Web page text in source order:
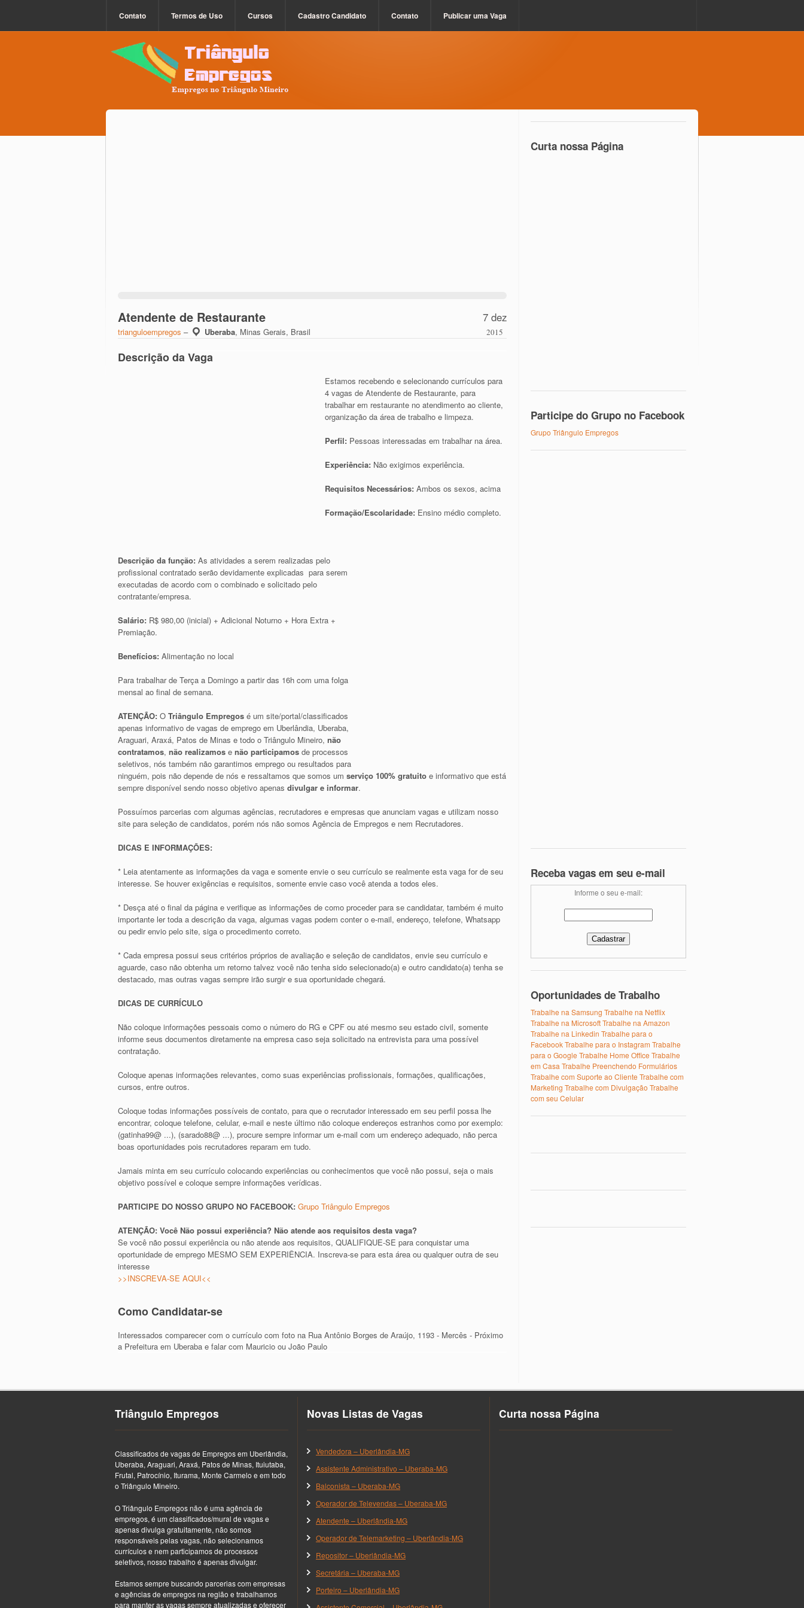
Contato Termos de Uso Cursos Cadastro Candidato Contato Publicar uma Vaga
7 dez
2015
Atendente de Restaurante
trianguloempregos – Uberaba, Minas Gerais, Brasil
Descrição da Vaga
Estamos recebendo e selecionando currículos para
4 vagas de Atendente de Restaurante, para
trabalhar em restaurante no atendimento ao cliente,
organização da área de trabalho e limpeza.
Perfil: Pessoas interessadas em trabalhar na área.
Experiência: Não exigimos experiência.
Requisitos Necessários: Ambos os sexos, acima
Formação/Escolaridade: Ensino médio completo.
Descrição da função: As atividades a serem realizadas pelo
profissional contratado serão devidamente explicadas para serem
executadas de acordo com o combinado e solicitado pelo
contratante/empresa.
Salário: R$ 980,00 (inicial) + Adicional Noturno + Hora Extra +
Premiação.
Benefícios: Alimentação no local
Para trabalhar de Terça a Domingo a partir das 16h com uma folga
mensal ao final de semana.
ATENÇÃO: O Triângulo Empregos é um site/portal/classificados
apenas informativo de vagas de emprego em Uberlândia, Uberaba,
Araguari, Araxá, Patos de Minas e todo o Triângulo Mineiro, não
contratamos, não realizamos e não participamos de processos
seletivos, nós também não garantimos emprego ou resultados para
ninguém, pois não depende de nós e ressaltamos que somos um serviço 100% gratuito e informativo que está
sempre disponível sendo nosso objetivo apenas divulgar e informar.
Possuímos parcerias com algumas agências, recrutadores e empresas que anunciam vagas e utilizam nosso
site para seleção de candidatos, porém nós não somos Agência de Empregos e nem Recrutadores.
DICAS E INFORMAÇÕES:
* Leia atentamente as informações da vaga e somente envie o seu currículo se realmente esta vaga for de seu
interesse. Se houver exigências e requisitos, somente envie caso você atenda a todos eles.
* Desça até o final da página e verifique as informações de como proceder para se candidatar, também é muito
importante ler toda a descrição da vaga, algumas vagas podem conter o e-mail, endereço, telefone, Whatsapp
ou pedir envio pelo site, siga o procedimento correto.
* Cada empresa possui seus critérios próprios de avaliação e seleção de candidatos, envie seu currículo e
aguarde, caso não obtenha um retorno talvez você não tenha sido selecionado(a) e outro candidato(a) tenha se
destacado, mas outras vagas sempre irão surgir e sua oportunidade chegará.
DICAS DE CURRÍCULO
Não coloque informações pessoais como o número do RG e CPF ou até mesmo seu estado civil, somente
informe seus documentos diretamente na empresa caso seja solicitado na entrevista para uma possível
contratação.
Coloque apenas informações relevantes, como suas experiências profissionais, formações, qualificações,
cursos, entre outros.
Coloque todas informações possíveis de contato, para que o recrutador interessado em seu perfil possa lhe
encontrar, coloque telefone, celular, e-mail e neste último não coloque endereços estranhos como por exemplo:
(gatinha99@ ...), (sarado88@ ...), procure sempre informar um e-mail com um endereço adequado, não perca
boas oportunidades pois recrutadores reparam em tudo.
Jamais minta em seu currículo colocando experiências ou conhecimentos que você não possui, seja o mais
objetivo possível e coloque sempre informações verídicas.
PARTICIPE DO NOSSO GRUPO NO FACEBOOK: Grupo Triângulo Empregos
ATENÇÃO: Você Não possui experiência? Não atende aos requisitos desta vaga?
Se você não possui experiência ou não atende aos requisitos, QUALIFIQUE-SE para conquistar uma
oportunidade de emprego MESMO SEM EXPERIÊNCIA. Inscreva-se para esta área ou qualquer outra de seu
interesse
>>INSCREVA-SE AQUI<<
Como Candidatar-se
Interessados comparecer com o currículo com foto na Rua Antônio Borges de Araújo, 1193 - Mercês - Próximo
a Prefeitura em Uberaba e falar com Mauricio ou João Paulo
Curta nossa Página
Participe do Grupo no Facebook
Grupo Triângulo Empregos
Receba vagas em seu e-mail
Informe o seu e-mail:
Oportunidades de Trabalho
Trabalhe na Samsung Trabalhe na Netflix
Trabalhe na MicrosoftTrabalhe na Amazon
Trabalhe na Linkedin Trabalhe para o
FacebookTrabalhe para o Instagram Trabalhe
para o Google Trabalhe Home Office Trabalhe
em CasaTrabalhe Preenchendo Formulários
Trabalhe com Suporte ao Cliente Trabalhe com
Marketing Trabalhe com Divulgação Trabalhe
com seu Celular
Triângulo Empregos
Classificados de vagas de Empregos em Uberlândia,
Uberaba, Araguari, Araxá, Patos de Minas, Ituiutaba,
Frutal, Patrocínio, Iturama, Monte Carmelo e em todo
o Triângulo Mineiro.
O Triângulo Empregos não é uma agência de
empregos, é um classificados/mural de vagas e
apenas divulga gratuitamente, não somos
responsáveis pelas vagas, não selecionamos
currículos e nem participamos de processos
seletivos, nosso trabalho é apenas divulgar.
Estamos sempre buscando parcerias com empresas
e agências de empregos na região e trabalhamos
para manter as vagas sempre atualizadas e oferecer
Novas Listas de Vagas
Vendedora – Uberlândia-MG
Assistente Administrativo – Uberaba-MG
Balconista – Uberaba-MG
Operador de Televendas – Uberaba-MG
Atendente – Uberlândia-MG
Operador de Telemarketing – Uberlândia-MG
Repositor – Uberlândia-MG
Secretária – Uberaba-MG
Porteiro – Uberlândia-MG
Curta nossa Página